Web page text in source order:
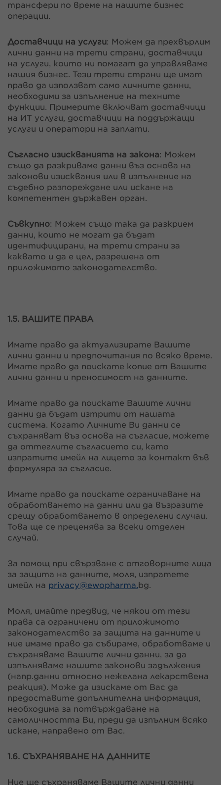
трансфери по време на нашите бизнес
операции.
Доставчици на услуги: Можем да прехвърлим
лични данни на трети страни, доставчици
на услуги, които ни помагат да управляваме
нашия бизнес. Тези трети страни ще имат
право да използват само личните данни,
необходими за изпълнение на техните
функции. Примерите включват доставчици
на ИТ услуги, доставчици на поддържащи
услуги и оператори на заплати.
Съгласно изискванията на закона: Можем
също да разкриваме данни въз основа на
законови изисквания или в изпълнение на
съдебно разпореждане или искане на
компетентен държавен орган.
Съвкупно: Можем също така да разкрием
данни, които не могат да бъдат
идентифицирани, на трети страни за
каквато и да е цел, разрешена от
приложимото законодателство.
1.5. ВАШИТЕ ПРАВА
Имате право да актуализирате Вашите
лични данни и предпочитания по всяко време.
Имате право да поискате копие от Вашите
лични данни и преносимост на данните.
Имате право да поискате Вашите лични
данни да бъдат изтрити от нашата
система. Когато Личните Ви данни се
съхраняват въз основа на съгласие, можете
да оттеглите съгласието си, като
изпратите имейл на лицето за контакт във
формуляра за съгласие.
Имате право да поискате ограничаване на
обработването на данни или да възразите
срещу обработването в определени случаи.
Това ще се преценява за всеки отделен
случай.
За помощ при свързване с отговорните лица
за защита на данните, моля, изпратете
имейл на privacy@ewopharma.bg.
Моля, имайте предвид, че някои от тези
права са ограничени от приложимото
законодателство за защита на данните и
ние имаме право да събираме, обработваме и
съхраняваме Вашите лични данни, за да
изпълняваме нашите законови задължения
(напр.данни относно нежелана лекарствена
реакция). Може да изискаме от Вас да
предоставите допълнителна информация,
необходима за потвърждаване на
самоличността Ви, преди да изпълним всяко
искане, направено от Вас.
1.6. СЪХРАНЯВАНЕ НА ДАННИТЕ
Ние ще съхраняваме Вашите лични данни